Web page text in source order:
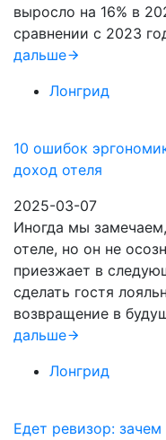
выросло на 16% в
сравнении с 2023
дальше
Лонгрид
10 ошибок
доход отеля
2025-03-07
Иногда мы
отеле, но он не
приезжает в
сделать гостя
возвращение в
дальше
Лонгрид
Едет ревизор: